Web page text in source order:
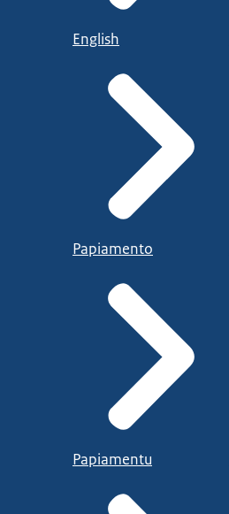
English
Papiamento
Papiamentu